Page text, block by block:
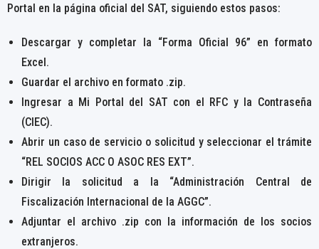
Portal en la página oficial del SAT, siguiendo estos pasos:
Descargar y completar la “Forma Oficial 96” en formato
Excel.
Guardar el archivo en formato .zip.
Ingresar a Mi Portal del SAT con el RFC y la Contraseña
(CIEC).
Abrir un caso de servicio o solicitud y seleccionar el trámite
“REL SOCIOS ACC O ASOC RES EXT”.
Dirigir la solicitud a la “Administración Central de
Fiscalización Internacional de la AGGC”.
Adjuntar el archivo .zip con la información de los socios
extranjeros.